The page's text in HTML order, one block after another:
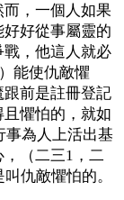
，一個人如果
好從事屬靈的
，他這人就必
能使仇敵懼
前是註冊登記
懼怕的，就如
事為人上活出基
（二三1，二
仇敵懼怕的。